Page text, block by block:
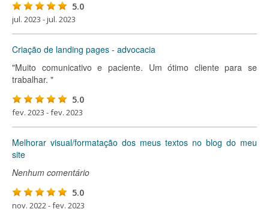
5.0
jul. 2023 - jul. 2023
Criação de landing pages - advocacia
"Muito comunicativo e paciente. Um ótimo cliente para se
trabalhar. "
5.0
fev. 2023 - fev. 2023
Melhorar visual/formatação dos meus textos no blog do meu
site
Nenhum comentário
5.0
nov. 2022 - fev. 2023